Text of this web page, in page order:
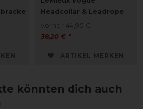
Headcollar & Leadrope
vorher 44,95 €
38,20 € *
ARTIKEL MERKEN
könnten dich auch